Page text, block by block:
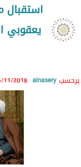
استقبال
يعقوبي
برحسبalnasery
2018 02:40:00